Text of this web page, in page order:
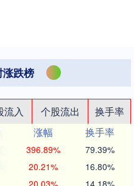
跌榜
流入 个股流出
换手率
涨幅
换手率
396.89% 79.39%
20.21% 16.80%
20.03% 14.18%